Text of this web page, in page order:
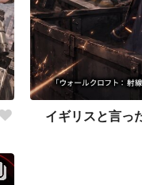
イギリスと言っ